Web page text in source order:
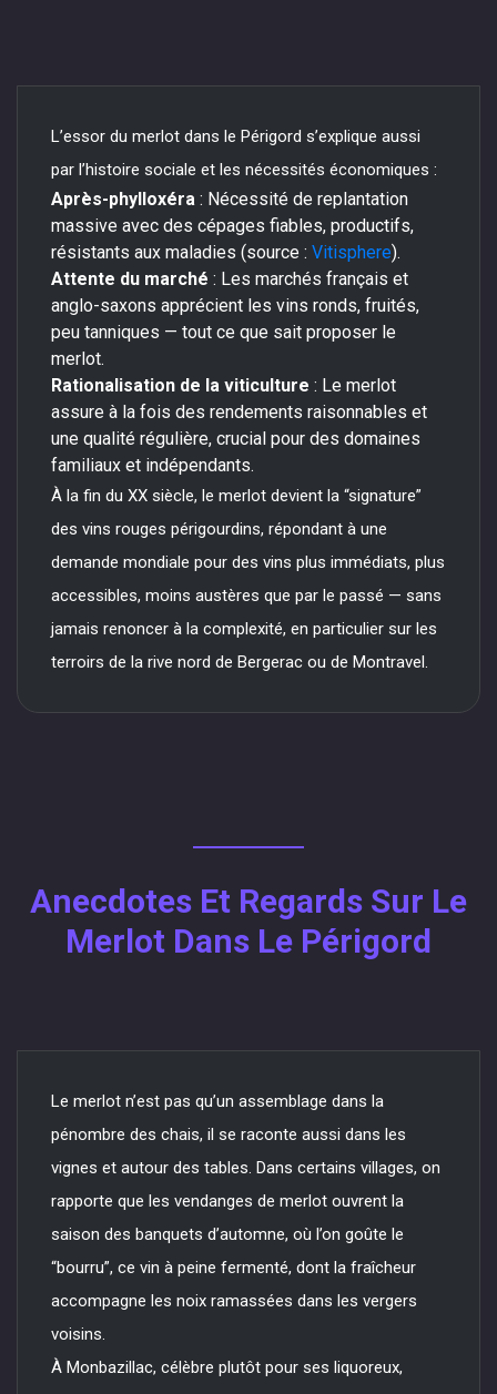
L’essor du merlot dans le Périgord s’explique aussi
par l’histoire sociale et les nécessités économiques :
Après-phylloxéra : Nécessité de replantation
massive avec des cépages fiables, productifs,
résistants aux maladies (source : Vitisphere).
Attente du marché : Les marchés français et
anglo-saxons apprécient les vins ronds, fruités,
peu tanniques — tout ce que sait proposer le
merlot.
Rationalisation de la viticulture : Le merlot
assure à la fois des rendements raisonnables et
une qualité régulière, crucial pour des domaines
familiaux et indépendants.
À la fin du XX siècle, le merlot devient la “signature”
des vins rouges périgourdins, répondant à une
demande mondiale pour des vins plus immédiats, plus
accessibles, moins austères que par le passé — sans
jamais renoncer à la complexité, en particulier sur les
terroirs de la rive nord de Bergerac ou de Montravel.
Anecdotes Et Regards Sur Le
Merlot Dans Le Périgord
Le merlot n’est pas qu’un assemblage dans la
pénombre des chais, il se raconte aussi dans les
vignes et autour des tables. Dans certains villages, on
rapporte que les vendanges de merlot ouvrent la
saison des banquets d’automne, où l’on goûte le
“bourru”, ce vin à peine fermenté, dont la fraîcheur
accompagne les noix ramassées dans les vergers
voisins.
À Monbazillac, célèbre plutôt pour ses liquoreux,